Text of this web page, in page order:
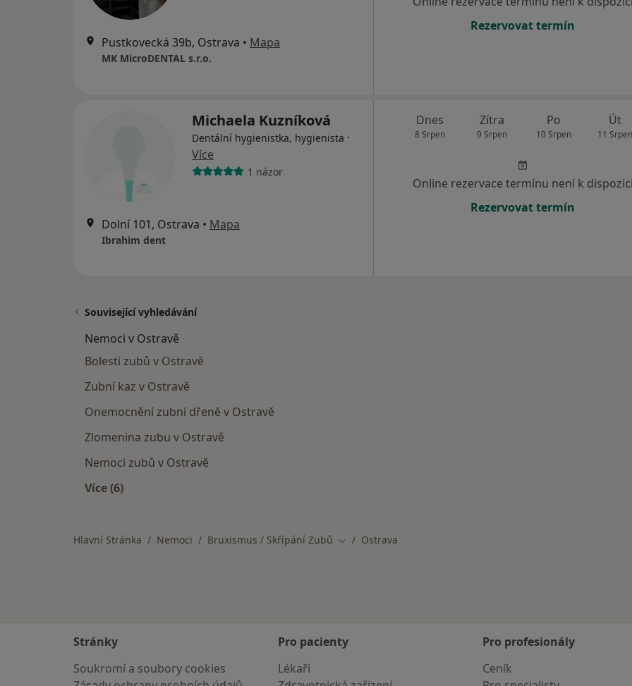
Pustkovecká 39b, Ostrava • Mapa
MK MicroDENTAL s.r.o.
Rezervovat termín
Michaela Kuzníková
Dentální hygienistka, hygienista ·
Více
1 názor
Dolní 101, Ostrava • Mapa
Ibrahim dent
Dnes
8 Srpen
Zítra
9 Srpen
Po
10 Srpen
Út
11 Srpen
Online rezervace termínu není k dispozici
Rezervovat termín
Související vyhledávání
Nemoci v Ostravě
Bolesti zubů v Ostravě
Zubní kaz v Ostravě
Onemocnění zubní dřeně v Ostravě
Zlomenina zubu v Ostravě
Nemoci zubů v Ostravě
Více (6)
Hlavní Stránka Nemoci Bruxismus / Skřípání Zubů Změna města
Ostrava
Stránky
Soukromí a soubory cookies
Pro pacienty
Lékaři
Pro profesionály
Ceník